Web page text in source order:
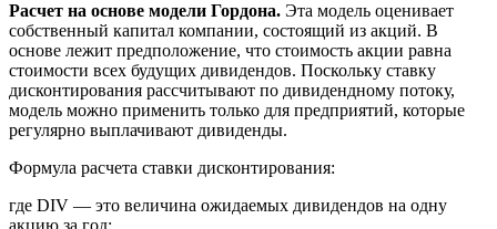
Расчет на основе модели Гордона. Эта модель оценивает
собственный капитал компании, состоящий из акций. В
основе лежит предположение, что стоимость акции равна
стоимости всех будущих дивидендов. Поскольку ставку
дисконтирования рассчитывают по дивидендному потоку,
модель можно применить только для предприятий, которые
регулярно выплачивают дивиденды.
Формула расчета ставки дисконтирования:
где DIV — это величина ожидаемых дивидендов на одну